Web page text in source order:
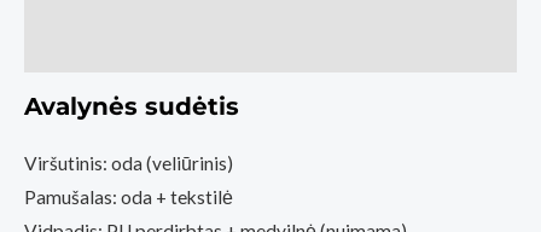
Avalynės sudėtis
Viršutinis: oda (veliūrinis)
Pamušalas: oda + tekstilė